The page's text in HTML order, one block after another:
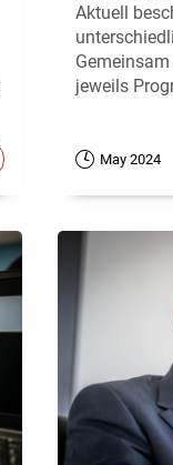
Aktuell
jeweils
May 2024